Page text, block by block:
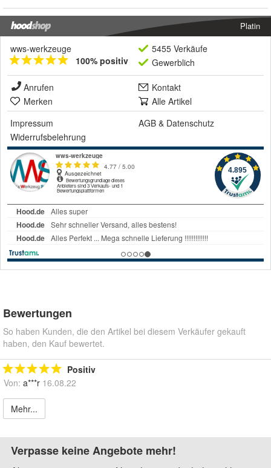
Platin
wws-werkzeuge
100% positiv
5455 Verkäufe
Gewerblich
Anrufen
Kontakt
Merken
Alle Artikel
Impressum
AGB & Datenschutz
Widerrufsbelehrung
Bewertungen
So haben Kunden, die den Artikel bei diesem Verkäufer gekauft
haben, den Kauf bewertet.
Positiv
Von: a***r 16.08.22
Mehr...
Verpasse keine Angebote mehr!